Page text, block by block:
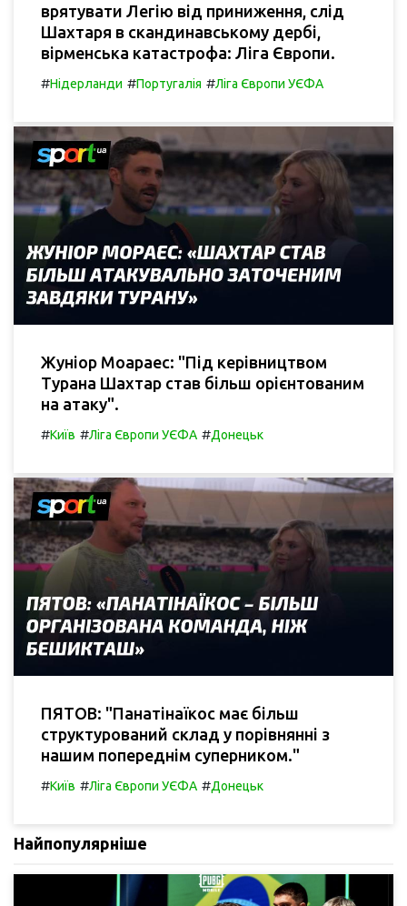
врятувати Легію від приниження, слід
Шахтаря в скандинавському дербі,
вірменська катастрофа: Ліга Європи.
#Нідерланди #Португалія #Ліга Європи УЄФА
Жуніор Моараес: "Під керівництвом
Турана Шахтар став більш орієнтованим
на атаку".
#Київ #Ліга Європи УЄФА #Донецьк
ПЯТОВ: "Панатінаїкос має більш
структурований склад у порівнянні з
нашим попереднім суперником."
#Київ #Ліга Європи УЄФА #Донецьк
Найпопулярніше